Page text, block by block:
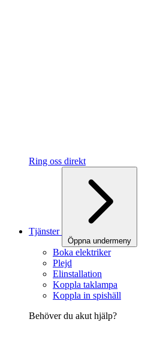
Ring oss direkt
Tjänster
Öppna undermeny
Boka elektriker
Plejd
Elinstallation
Koppla taklampa
Koppla in spishäll
Behöver du akut hjälp?